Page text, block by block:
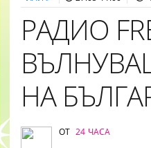
РАДИО
НА
ОТ 24 ЧАСА